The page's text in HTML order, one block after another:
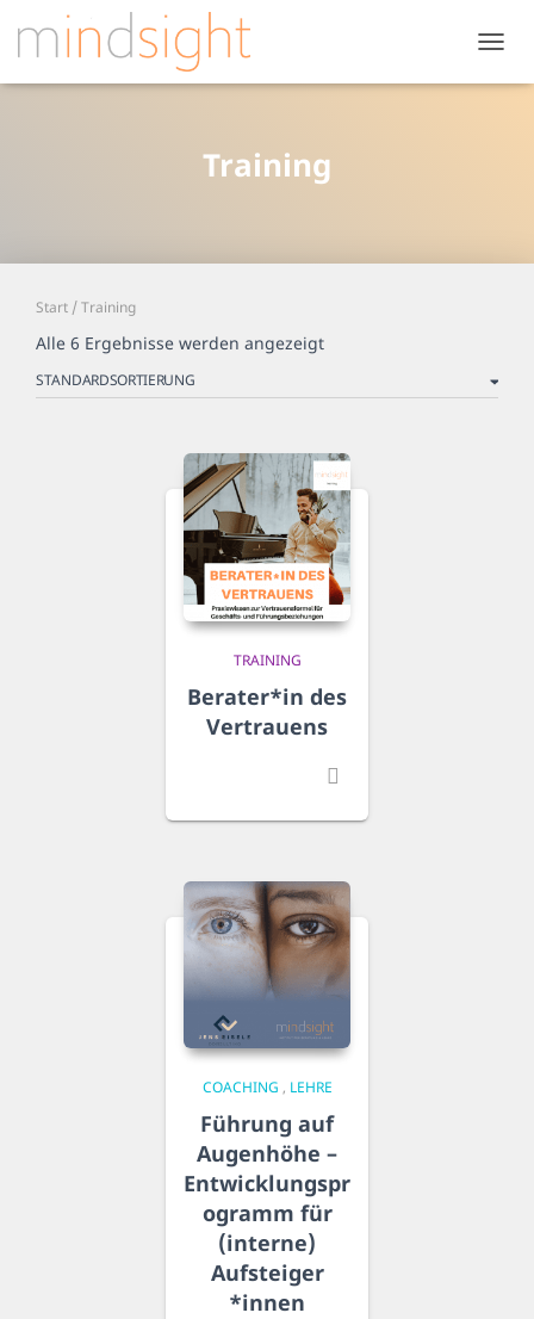
Training
Start / Training
Alle 6 Ergebnisse werden angezeigt
TRAINING
Berater*in des
Vertrauens
COACHING , LEHRE
Führung auf
Augenhöhe –
Entwicklungspr
ogramm für
(interne)
Aufsteiger​
*innen